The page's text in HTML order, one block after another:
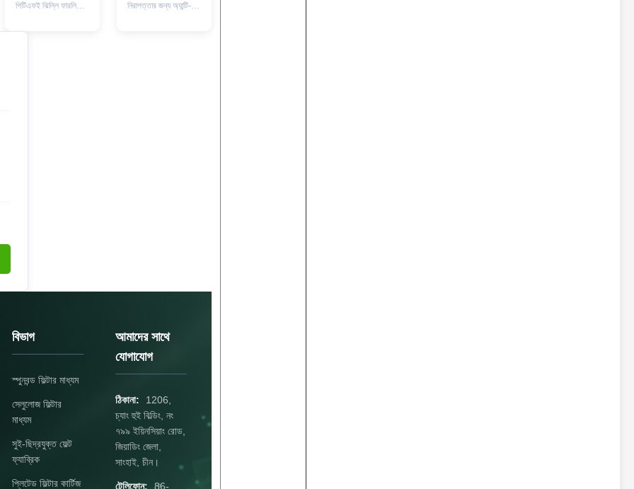
পিটিএফই ঝিল্লি ফারলি
ঝিল্লি ফিল্টার মিডিয়া, এর
নিরাপত্তার জন্য অ্যান্টি-
বিভাগ
স্পুনবন্ড ফিল্টার মাধ্যম
সেলুলোজ ফিল্টার
মাধ্যম
সুই-ছিদ্রযুক্ত ফেল্ট
ফ্যাব্রিক
প্লিটেড ফিল্টার কার্টিজ
আমাদের সাথে
যোগাযোগ
ঠিকানা:
1206,
চ্যাং হুই বিল্ডিং, নং
৭৯৯ ইয়িনসিয়াং রোড,
জিয়াডিং জেলা,
সাংহাই, চীন।
টেলিফোন: 86-